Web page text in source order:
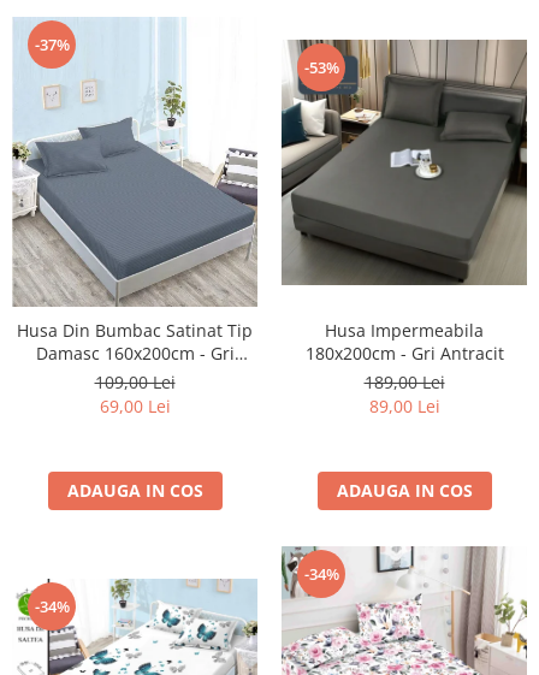
-37%
Husa Din Bumbac Satinat Tip
Damasc 160x200cm - Gri
Cenusiu
109,00 Lei
69,00 Lei
ADAUGA IN COS
-53%
Husa Impermeabila
180x200cm - Gri Antracit
189,00 Lei
89,00 Lei
ADAUGA IN COS
-34%
-34%